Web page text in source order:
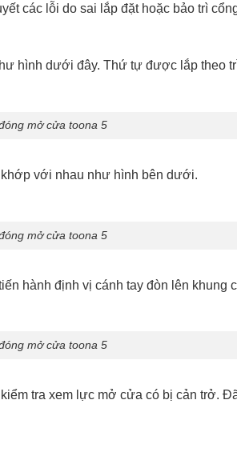
các lỗi do sai lắp đặt hoặc bảo trì
hình dưới đây. Thứ tự được lắp theo
mở cửa toona 5
với nhau như hình bên dưới.
mở cửa toona 5
hành định vị cánh tay đòn lên khung
mở cửa toona 5
tra xem lực mở cửa có bị cản trở.